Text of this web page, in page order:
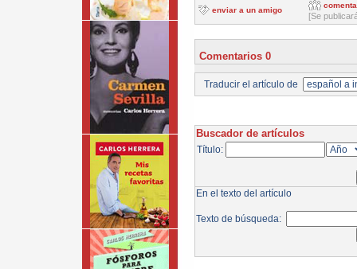
enviar a un amigo
[Se
Comentarios 0
Traducir el artículo de
Buscador de artículos
Título:
En el texto del artículo
Texto de búsqueda: